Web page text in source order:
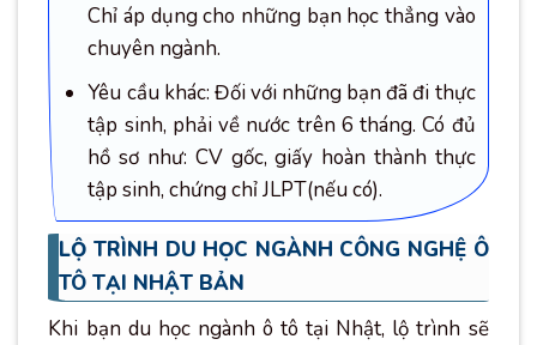
Chỉ áp dụng cho những bạn học thẳng vào
chuyên ngành.
Yêu cầu khác: Đối với những bạn đã đi thực
tập sinh, phải về nước trên 6 tháng. Có đủ
hồ sơ như: CV gốc, giấy hoàn thành thực
tập sinh, chứng chỉ JLPT(nếu có).
LỘ TRÌNH DU HỌC NGÀNH CÔNG NGHỆ Ô
TÔ TẠI NHẬT BẢN
Khi bạn du học ngành ô tô tại Nhật, lộ trình sẽ